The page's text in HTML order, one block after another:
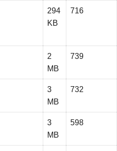
294
KB
716
2
MB
739
3
MB
732
3
MB
598